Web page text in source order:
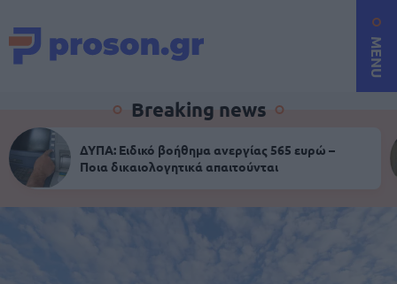
MENU
Breaking news
ΔΥΠΑ: Ειδικό βοήθημα ανεργίας 565 ευρώ –
Ποια δικαιολογητικά απαιτούνται